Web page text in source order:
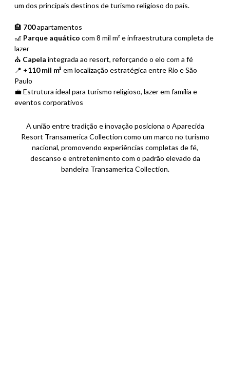
um dos principais destinos de turismo religioso do país.
🏨 700apartamentos
🎢 Parque aquático com 8 mil m² e infraestrutura completa de
lazer
⛪ Capela integrada ao resort, reforçando o elo com a fé
📍 +110 mil m² em localização estratégica entre Rio e São
Paulo
💼 Estrutura ideal para turismo religioso, lazer em família e
eventos corporativos
A união entre tradição e inovação posiciona o Aparecida
Resort Transamerica Collection como um marco no turismo
nacional, promovendo experiências completas de fé,
descanso e entretenimento com o padrão elevado da
bandeira Transamerica Collection.